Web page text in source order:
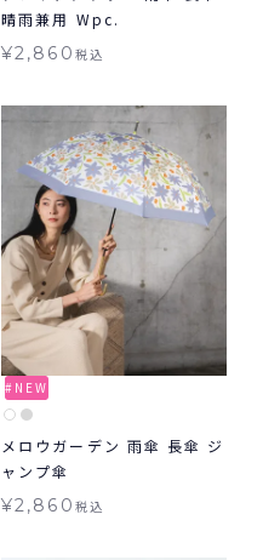
晴雨兼用 Wpc.
¥2,860 税込
NEW
メロウガーデン 雨傘 長傘 ジ
ャンプ傘
¥2,860 税込